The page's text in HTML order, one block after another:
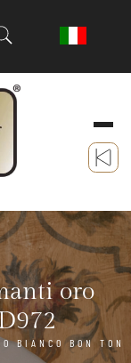
oro
BIANCO BON TON